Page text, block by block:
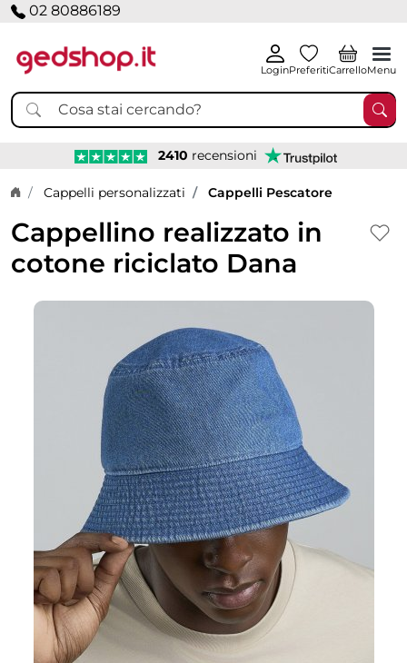
02 80886189
LoginPreferitiCarrelloMenu
2410 recensioni
Home page
Cappelli personalizzati Cappelli Pescatore
Cappellino realizzato in
cotone riciclato Dana